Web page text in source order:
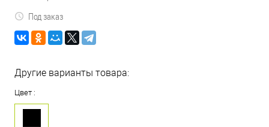
Под заказ
Другие варианты товара:
Цвет :